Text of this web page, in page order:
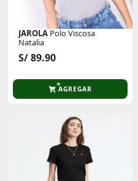
JAROLA Polo Viscosa
Natalia
S/ 89.90
AGREGAR